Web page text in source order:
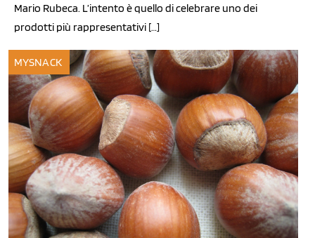
Mario Rubeca. L’intento è quello di celebrare uno dei
prodotti più rappresentativi […]
MYSNACK